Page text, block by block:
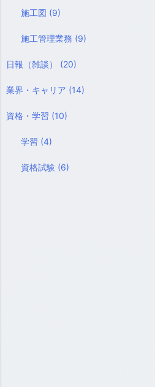
施工図 (9)
施工管理業務 (9)
日報（雑談） (20)
業界・キャリア (14)
資格・学習 (10)
学習 (4)
資格試験 (6)